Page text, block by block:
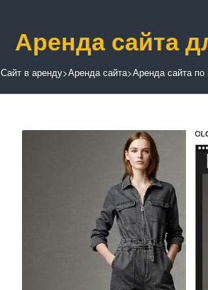
Аренда сайта
Сайт в аренду>Аренда сайта>Аренда сайта по